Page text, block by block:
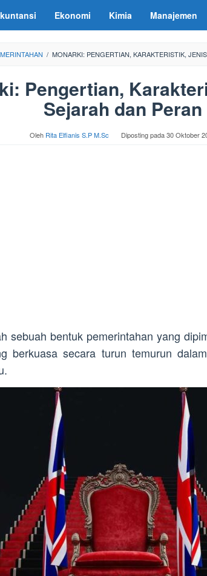
Ekonomi Kimia Manajemen
/ MONARKI: PENGERTIAN, KARAKTERISTIK,
Pengertian,
Sejarah dan Peran
Oleh Rita Elfianis S.P M.Sc Diposting pada30 Oktober
sebuah bentuk pemerintahan yang
berkuasa secara turun temurun